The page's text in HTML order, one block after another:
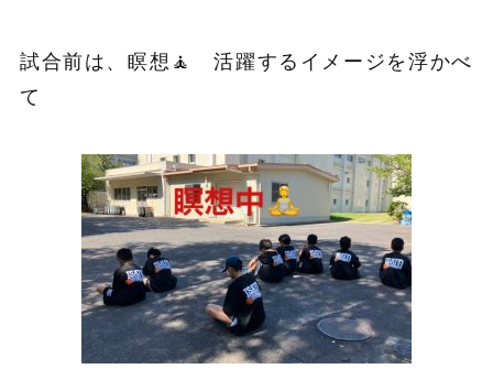
試合前は、瞑想🧘 活躍するイメージを浮かべ
て